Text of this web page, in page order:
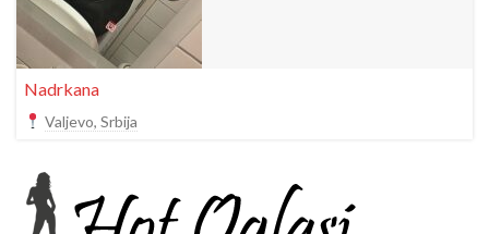
Nadrkana
Valjevo, Srbija